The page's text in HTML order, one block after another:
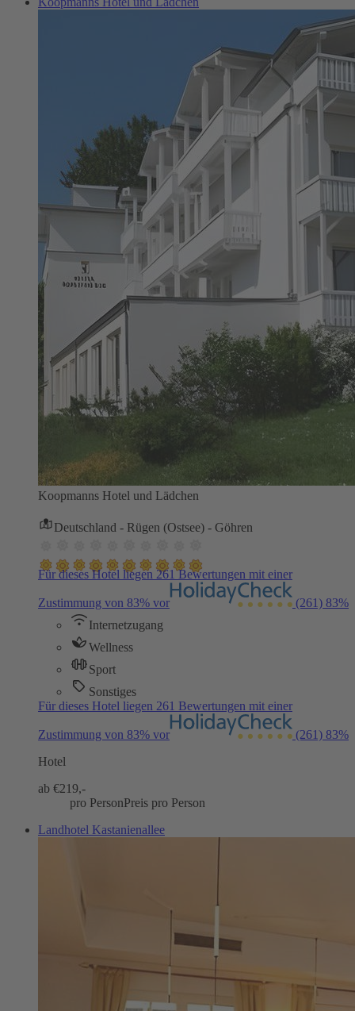
Koopmanns Hotel und Lädchen
Deutschland - Rügen (Ostsee) - Göhren
Für dieses Hotel liegen 261 Bewertungen mit einer
Zustimmung von 83% vor (261) 83%
Internetzugang
Wellness
Sport
Sonstiges
Für dieses Hotel liegen 261 Bewertungen mit einer
Zustimmung von 83% vor (261) 83%
Hotel
ab €219,-
pro PersonPreis pro Person
Landhotel Kastanienallee